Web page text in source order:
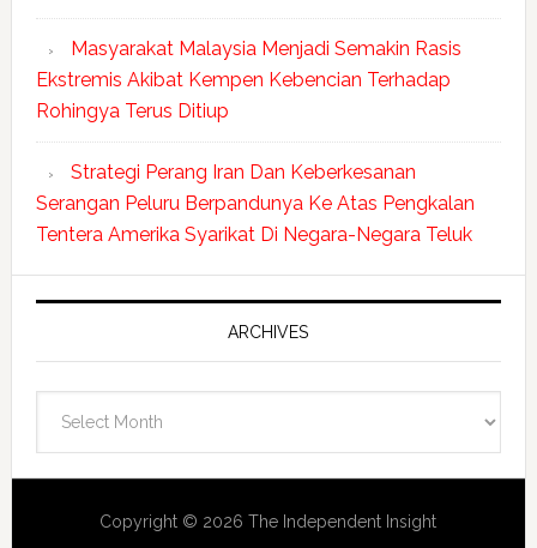
Masyarakat Malaysia Menjadi Semakin Rasis
Ekstremis Akibat Kempen Kebencian Terhadap
Rohingya Terus Ditiup
Strategi Perang Iran Dan Keberkesanan
Serangan Peluru Berpandunya Ke Atas Pengkalan
Tentera Amerika Syarikat Di Negara-Negara Teluk
ARCHIVES
Copyright © 2026 The Independent Insight